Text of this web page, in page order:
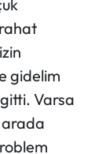
gidelim
Varsa
arada